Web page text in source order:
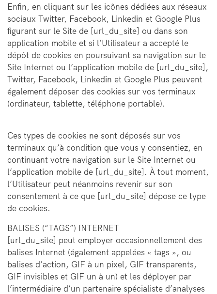
Enfin, en cliquant sur les icônes dédiées aux réseaux
sociaux Twitter, Facebook, Linkedin et Google Plus
figurant sur le Site de [url_du_site] ou dans son
application mobile et si l’Utilisateur a accepté le
dépôt de cookies en poursuivant sa navigation sur le
Site Internet ou l’application mobile de [url_du_site],
Twitter, Facebook, Linkedin et Google Plus peuvent
également déposer des cookies sur vos terminaux
(ordinateur, tablette, téléphone portable).
Ces types de cookies ne sont déposés sur vos
terminaux qu’à condition que vous y consentiez, en
continuant votre navigation sur le Site Internet ou
l’application mobile de [url_du_site]. À tout moment,
l’Utilisateur peut néanmoins revenir sur son
consentement à ce que [url_du_site] dépose ce type
de cookies.
BALISES (“TAGS”) INTERNET
[url_du_site] peut employer occasionnellement des
balises Internet (également appelées « tags », ou
balises d’action, GIF à un pixel, GIF transparents,
GIF invisibles et GIF un à un) et les déployer par
l’intermédiaire d’un partenaire spécialiste d’analyses